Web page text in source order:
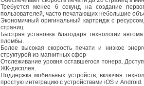
Требуется менее 6 секунд на создание
пользователей, часто печатающих небольшие
Экономичный оригинальный картридж с
страниц.
Быстрая установка благодаря технологии
пломбы.
Более высокая скорость печати и низкое
структурой из магнитных сфер
Отслеживание уровня оставшегося тонера.
ЖК-дисплея.
Поддержка мобильных устройств, включая
простую интеграцию с устройствами iOS и Android.